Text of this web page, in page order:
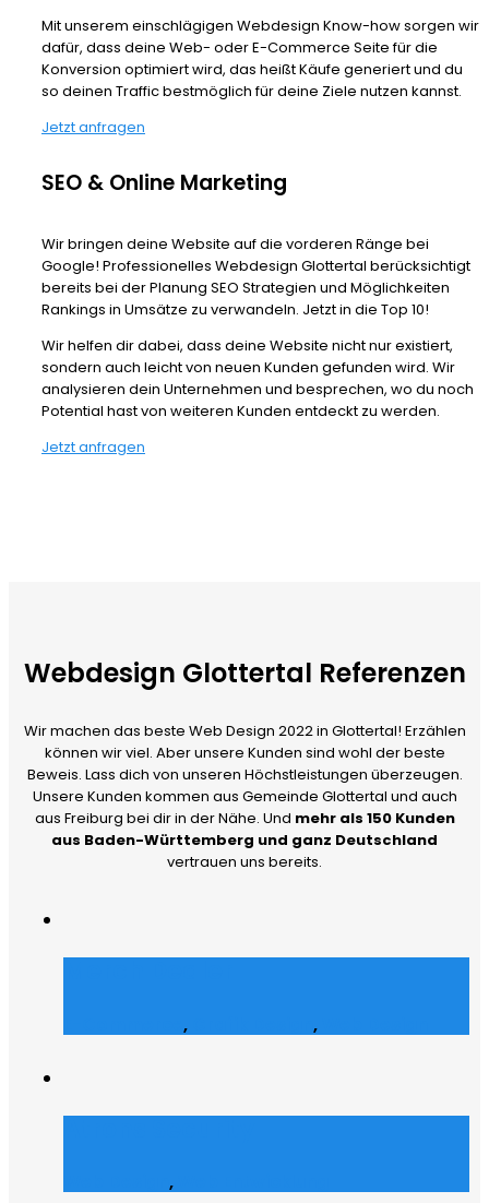
Mit unserem einschlägigen Webdesign Know-how sorgen wir
dafür, dass deine Web- oder E-Commerce Seite für die
Konversion optimiert wird, das heißt Käufe generiert und du
so deinen Traffic bestmöglich für deine Ziele nutzen kannst.
Jetzt anfragen
SEO & Online Marketing
Wir bringen deine Website auf die vorderen Ränge bei
Google! Professionelles Webdesign Glottertal berücksichtigt
bereits bei der Planung SEO Strategien und Möglichkeiten
Rankings in Umsätze zu verwandeln. Jetzt in die Top 10!
Wir helfen dir dabei, dass deine Website nicht nur existiert,
sondern auch leicht von neuen Kunden gefunden wird. Wir
analysieren dein Unternehmen und besprechen, wo du noch
Potential hast von weiteren Kunden entdeckt zu werden.
Jetzt anfragen
Webdesign Glottertal Referenzen
Wir machen das beste Web Design 2022 in Glottertal! Erzählen
können wir viel. Aber unsere Kunden sind wohl der beste
Beweis. Lass dich von unseren Höchstleistungen überzeugen.
Unsere Kunden kommen aus Gemeinde Glottertal und auch
aus Freiburg bei dir in der Nähe. Und mehr als 150 Kunden
aus Baden-Württemberg und ganz Deutschland
vertrauen uns bereits.
, ,
,